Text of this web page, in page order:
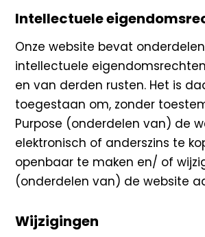
Intellectuele
Onze website bevat
intellectuele
en van derden rusten. Het is
toegestaan om, zonder
Purpose (onderdelen van) de
elektronisch of anderszins te
openbaar te maken en/ of
(onderdelen van) de website
Wijzigingen